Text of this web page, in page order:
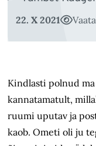
22. X 2021
Kindlasti polnud
kannatamatult,
ruumi uputav ja
kaob. Ometi oli ju